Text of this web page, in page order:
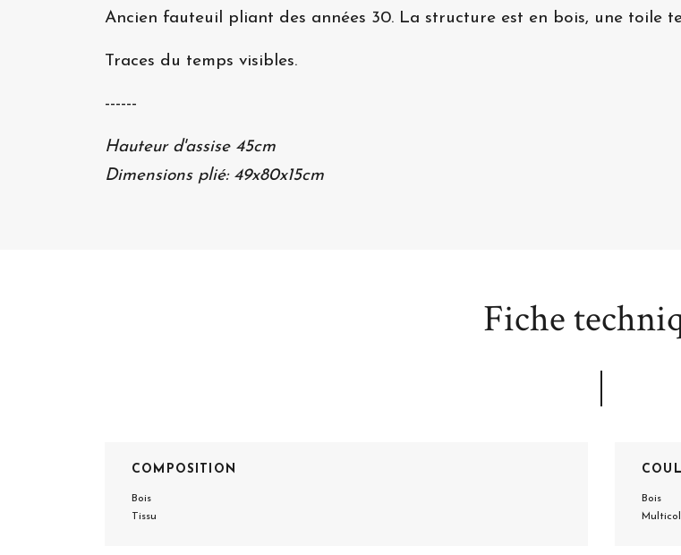
Ancien fauteuil pliant des années 30. La structure est en bois, une toile
Traces du temps visibles.
------
Hauteur d'assise 45cm
Dimensions plié: 49x80x15cm
Fiche
COMPOSITION
Bois
Tissu
Bois